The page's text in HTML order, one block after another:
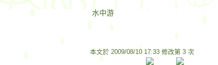
水中游
本文於 2009/08/10 17:33 修改第 3 次